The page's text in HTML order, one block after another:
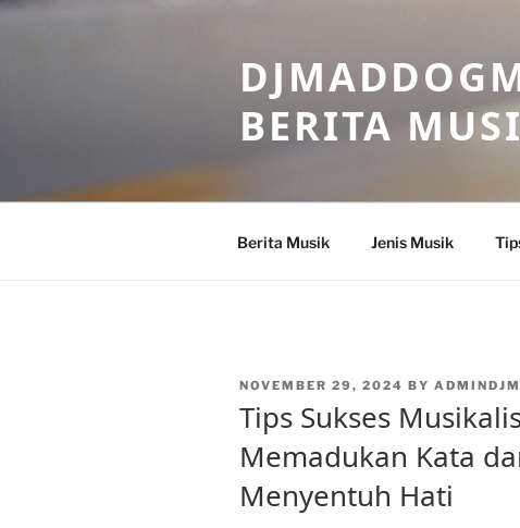
Skip
BERITA
Berita Musik Jenis Musik
POSTED
NOVEMBER 29, 2024 BY ADMINDJM
Tips Sukses
Memadukan Kata
Menyentuh Hati